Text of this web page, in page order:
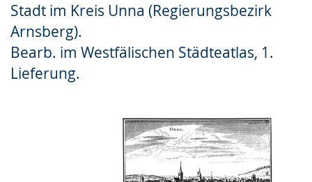
Stadt im Kreis Unna (Regierungsbezirk
Arnsberg).
Bearb. im Westfälischen Städteatlas, 1.
Lieferung.
wechseln.
Deutscher
Gebärdensprache
wird
angezeigt.